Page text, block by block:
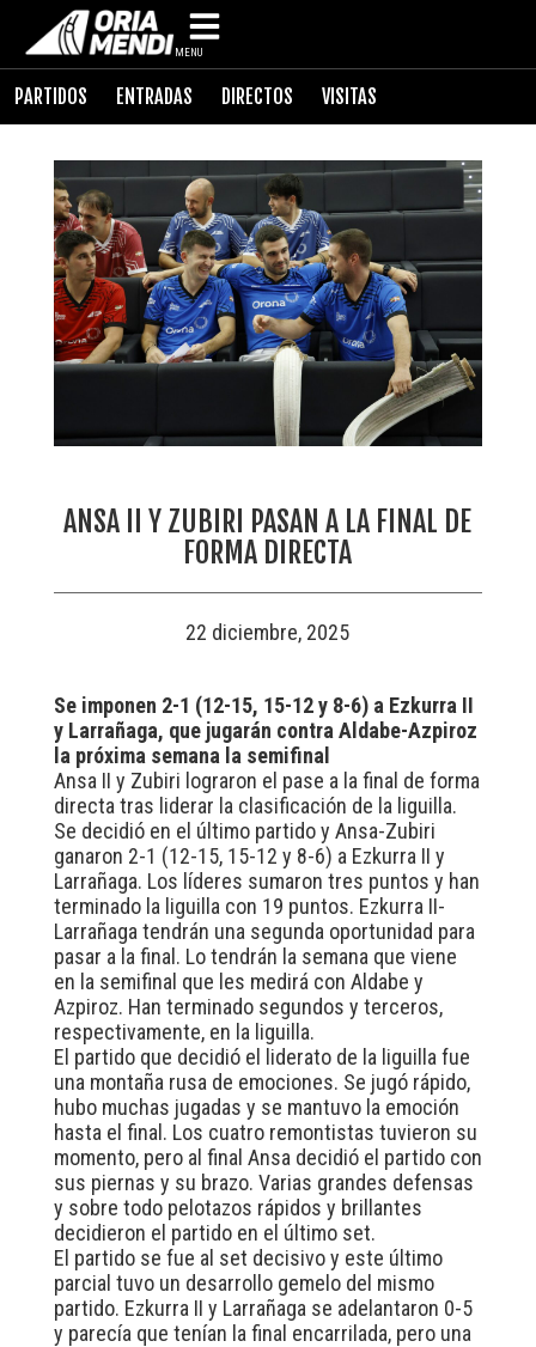
MENU
PARTIDOS ENTRADAS DIRECTOS VISITAS
ANSA II Y ZUBIRI PASAN A LA FINAL DE
FORMA DIRECTA
22 diciembre, 2025
Se imponen 2-1 (12-15, 15-12 y 8-6) a Ezkurra II
y Larrañaga, que jugarán contra Aldabe-Azpiroz
la próxima semana la semifinal
Ansa II y Zubiri lograron el pase a la final de forma
directa tras liderar la clasificación de la liguilla.
Se decidió en el último partido y Ansa-Zubiri
ganaron 2-1 (12-15, 15-12 y 8-6) a Ezkurra II y
Larrañaga. Los líderes sumaron tres puntos y han
terminado la liguilla con 19 puntos. Ezkurra II-
Larrañaga tendrán una segunda oportunidad para
pasar a la final. Lo tendrán la semana que viene
en la semifinal que les medirá con Aldabe y
Azpiroz. Han terminado segundos y terceros,
respectivamente, en la liguilla.
El partido que decidió el liderato de la liguilla fue
una montaña rusa de emociones. Se jugó rápido,
hubo muchas jugadas y se mantuvo la emoción
hasta el final. Los cuatro remontistas tuvieron su
momento, pero al final Ansa decidió el partido con
sus piernas y su brazo. Varias grandes defensas
y sobre todo pelotazos rápidos y brillantes
decidieron el partido en el último set.
El partido se fue al set decisivo y este último
parcial tuvo un desarrollo gemelo del mismo
partido. Ezkurra II y Larrañaga se adelantaron 0-5
y parecía que tenían la final encarrilada, pero una